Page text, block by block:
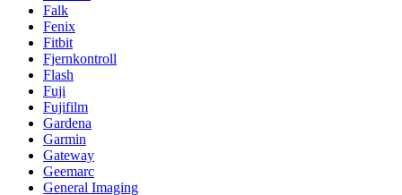
Falk
Fenix
Fitbit
Fjernkontroll
Flash
Fuji
Fujifilm
Gardena
Garmin
Gateway
Geemarc
General Imaging